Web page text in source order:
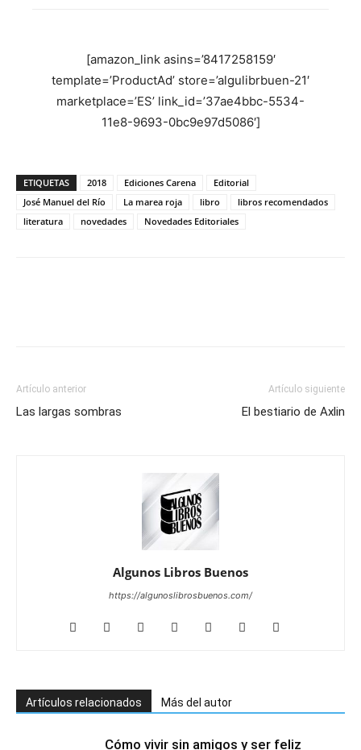
[amazon_link asins=’8417258159′
template=’ProductAd’ store=’algulibrbuen-21′
marketplace=’ES’ link_id=’37ae4bbc-5534-
11e8-9693-0bc9e97d5086′]
ETIQUETAS 2018 Ediciones Carena
Editorial
José Manuel del Río
La marea roja libro
libros recomendados
literatura
novedades Novedades Editoriales
Artículo anterior
Las largas sombras
Artículo siguiente
El bestiario de Axlin
Algunos Libros Buenos
https://algunoslibrosbuenos.com/
Artículos relacionados Más del autor
Cómo vivir sin amigos y ser feliz